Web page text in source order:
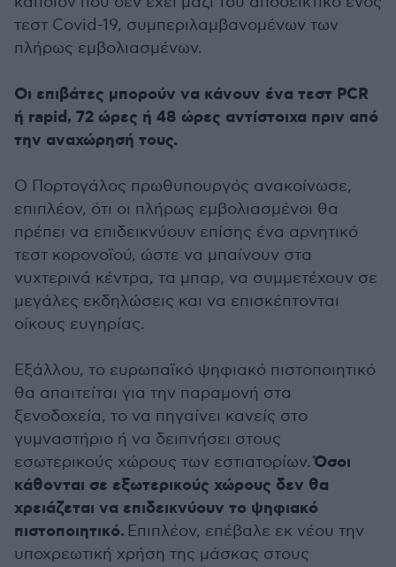
τεστ Covid-19, συμπεριλαμβανομένων των
πλήρως εμβολιασμένων.
Οι επιβάτες μπορούν να κάνουν ένα τεστ PCR
ή rapid, 72 ώρες ή 48 ώρες αντίστοιχα πριν από
την αναχώρησή τους.
Ο Πορτογάλος πρωθυπουργός ανακοίνωσε,
επιπλέον, ότι οι πλήρως εμβολιασμένοι θα
πρέπει να επιδεικνύουν επίσης ένα αρνητικό
τεστ κορονοϊού, ώστε να μπαίνουν στα
νυχτερινά κέντρα, τα μπαρ, να συμμετέχουν σε
μεγάλες εκδηλώσεις και να επισκέπτονται
οίκους ευγηρίας.
Εξάλλου, το ευρωπαϊκό ψηφιακό πιστοποιητικό
θα απαιτείται για την παραμονή στα
ξενοδοχεία, το να πηγαίνει κανείς στο
γυμναστήριο ή να δειπνήσει στους
εσωτερικούς χώρους των εστιατορίων.Όσοι
κάθονται σε εξωτερικούς χώρους δεν θα
χρειάζεται να επιδεικνύουν το ψηφιακό
πιστοποιητικό. Επιπλέον, επέβαλε εκ νέου την
υποχρεωτική χρήση της μάσκας στους